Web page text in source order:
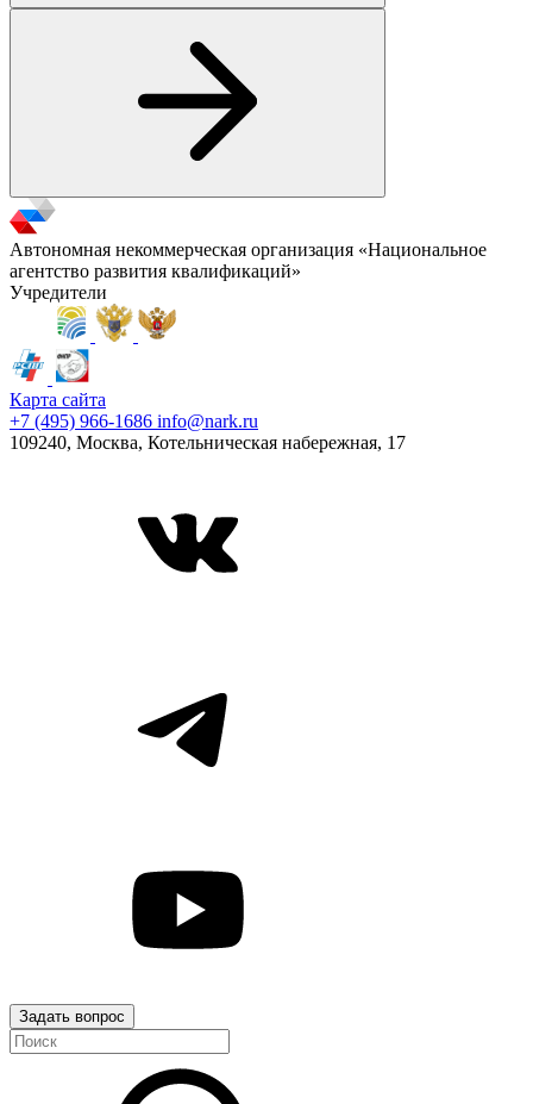
Автономная некоммерческая организация «Национальное
агентство развития квалификаций»
Учредители
Карта сайта
+7 (495) 966-1686 info@nark.ru
109240, Москва, Котельническая набережная, 17
Задать вопрос